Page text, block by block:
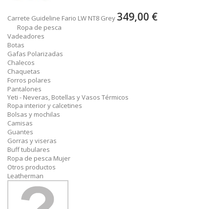
Carrete Guideline Fario LW NT8 Grey 349,00 €
Ropa de pesca
Vadeadores
Botas
Gafas Polarizadas
Chalecos
Chaquetas
Forros polares
Pantalones
Yeti - Neveras, Botellas y Vasos Térmicos
Ropa interior y calcetines
Bolsas y mochilas
Camisas
Guantes
Gorras y viseras
Buff tubulares
Ropa de pesca Mujer
Otros productos
Leatherman